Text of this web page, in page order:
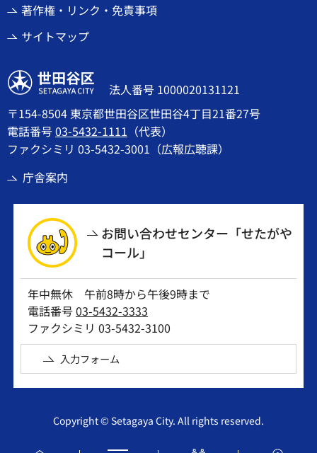
著作権・リンク・免責事項
サイトマップ
世田谷区
法人番号 1000020131121
〒154-8504 東京都世田谷区世田谷4丁目21番27号
電話番号03-5432-1111 （代表）
ファクシミリ 03-5432-3001（広報広聴課）
庁舎案内
お問い合わせセンター「せたがや
コール」
年中無休 午前8時から午後9時まで
電話番号03-5432-3333
ファクシミリ 03-5432-3100
入力フォーム
Copyright © Setagaya City. All rights reserved.